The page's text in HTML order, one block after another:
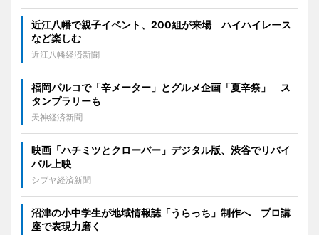
近江八幡で親子イベント、200組が来場 ハイハイレース
など楽しむ
近江八幡経済新聞
福岡パルコで「辛メーター」とグルメ企画「夏辛祭」 ス
タンプラリーも
天神経済新聞
映画「ハチミツとクローバー」デジタル版、渋谷でリバイ
バル上映
シブヤ経済新聞
沼津の小中学生が地域情報誌「うらっち」制作へ プロ講
座で表現力磨く